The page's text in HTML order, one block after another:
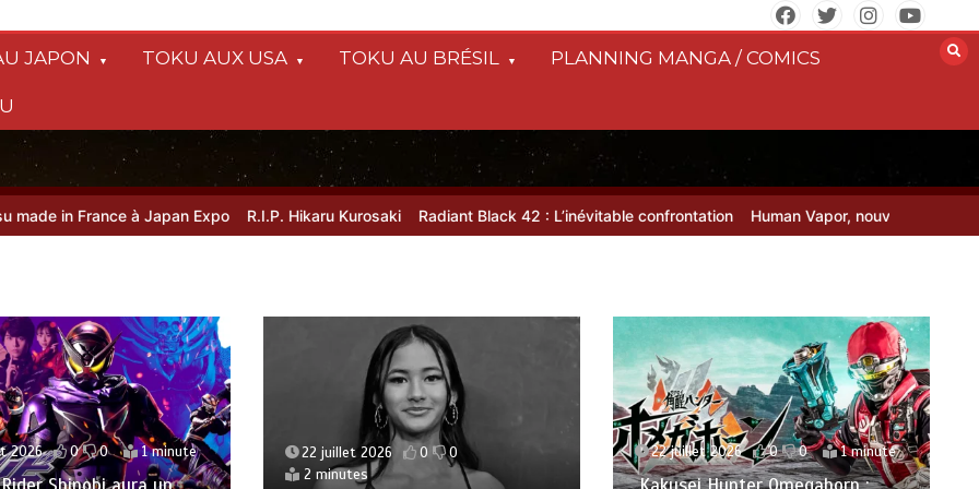
JAPON TOKU AUX USA TOKU AU BRÉSIL PLANNING MANGA / COMICS
in France à Japan Expo R.I.P. Hikaru Kurosaki Radiant Black 42 : L’inévitable confrontation Human Vapor, nouvelle série axée
2026 0 0 1 minute 22 juillet 2026 0
0
2 minutes
22 juillet 2026 0 0 1 minute